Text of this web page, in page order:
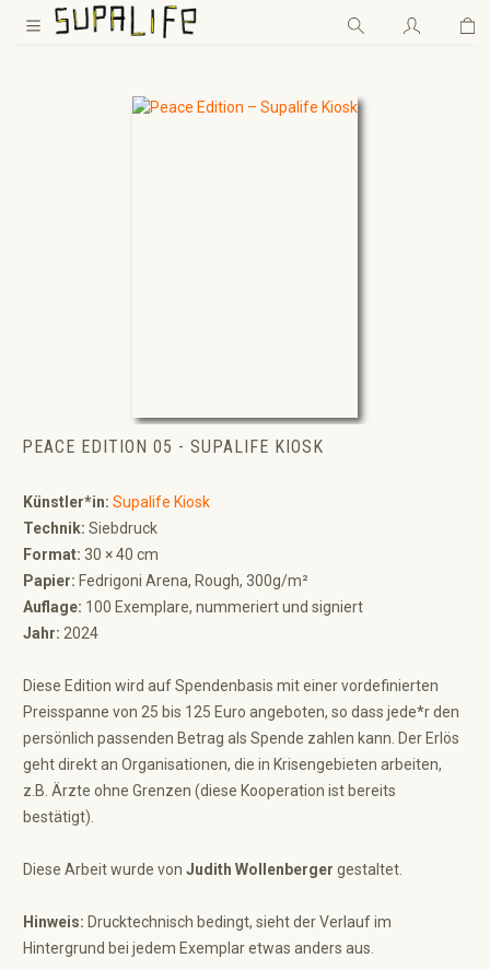
Zum Hauptinhalt springen
PEACE EDITION 05 - SUPALIFE KIOSK
Künstler*in: Supalife Kiosk
Technik: Siebdruck
Format: 30 × 40 cm
Papier: Fedrigoni Arena, Rough, 300g/m²
Auflage: 100 Exemplare, nummeriert und signiert
Jahr: 2024
Diese Edition wird auf Spendenbasis mit einer vordefinierten
Preisspanne von 25 bis 125 Euro angeboten, so dass jede*r den
persönlich passenden Betrag als Spende zahlen kann. Der Erlös
geht direkt an Organisationen, die in Krisengebieten arbeiten,
z.B. Ärzte ohne Grenzen (diese Kooperation ist bereits
bestätigt).
Diese Arbeit wurde von Judith Wollenberger gestaltet.
Hinweis: Drucktechnisch bedingt, sieht der Verlauf im
Hintergrund bei jedem Exemplar etwas anders aus.